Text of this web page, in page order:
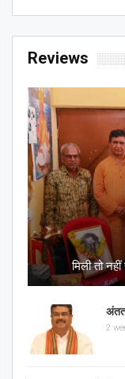
Reviews
मिली तो
2